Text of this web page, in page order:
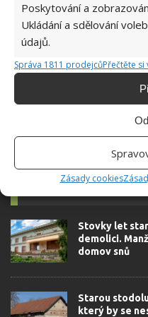
Poskytování a
Ukládání a sdělování
údajů.
Správa 1811 prodejcůPřečtěte si
Zásady cookies
Do
Stovky let
demolici.
domov snů
Starou
který by se